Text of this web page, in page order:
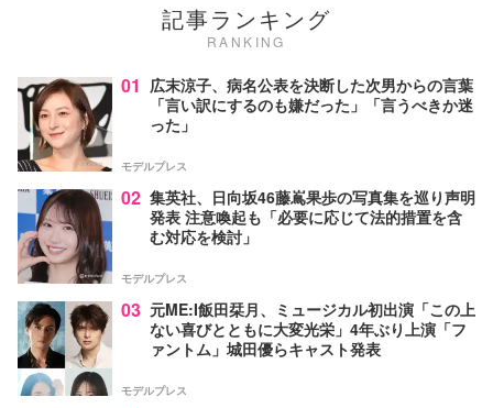
記事ランキング
RANKING
01 広末涼子、病名公表を決断した次男からの言葉
「言い訳にするのも嫌だった」「言うべきか迷
った」
モデルプレス
02 集英社、日向坂46藤嶌果歩の写真集を巡り声明
発表 注意喚起も「必要に応じて法的措置を含
む対応を検討」
モデルプレス
03 元ME:I飯田栞月、ミュージカル初出演「この上
ない喜びとともに大変光栄」4年ぶり上演「フ
ァントム」城田優らキャスト発表
モデルプレス